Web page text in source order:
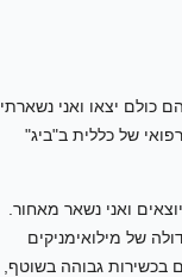
כולם יצאו ואני נשארתי
של כללית ב"ביג"
ואני נשאר מאחור.
של מילואימניקים
בכשירות גבוהה בשוטף,